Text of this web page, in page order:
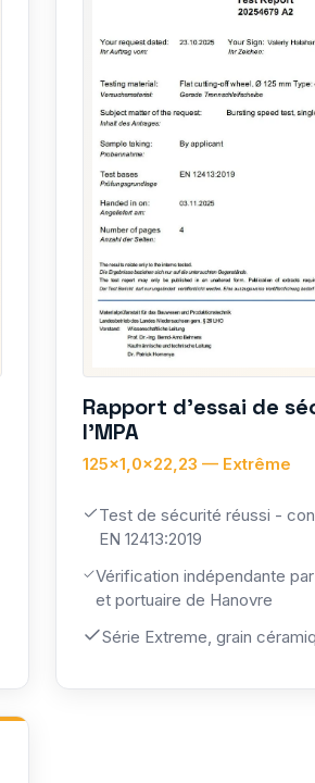
Rapport d'essai de
l'MPA
125×1,0×22,23 — Extrême
Test de sécurité réussi -
EN 12413:2019
Vérification indépendante
et portuaire de Hanovre
Série Extreme, grain